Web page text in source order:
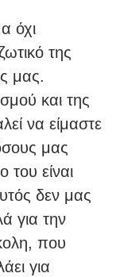
όχι
της
μας.
και της
να είμαστε
μας
είναι
δεν μας
για την
που
για